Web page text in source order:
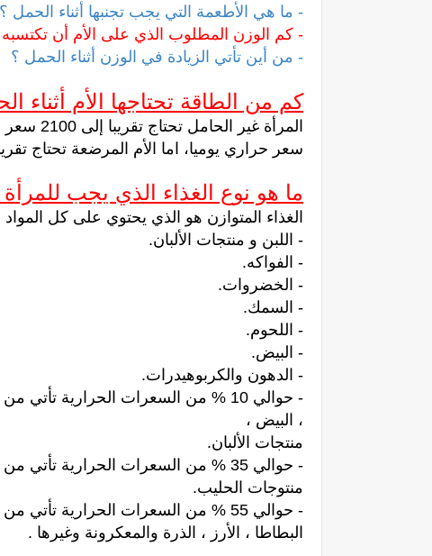
- ما هي الأطعمة التي يجب تجنبها أثناء الحمل ؟
- كم الوزن المطلوب الذي على الأم أن تكتسبه
- من أين تأتي الزيادة في الوزن أثناء الحمل ؟
كم من الطاقة تحتاجها الأم أثناء
سعر حراري يوميا، اما الأم المرضعة تحتاج تقريبا إلى 3000 سعر
ما هو نوع الغذاء الذي يجب
الغذاء المتوازن هو الذي يحتوي على كل المواد
- اللبن و منتجات الألبان.
- الفواكه.
- الخضروات.
- السمك.
- اللحوم.
- البيض.
- الدهون والكربوهيدرات.
- حوالي 10 % من السعرات الحرارية
، البيض ،
منتجات الألبان.
- حوالي 35 % من السعرات الحرارية
منتوجات الحليب.
- حوالي 55 % من السعرات الحرارية
البطاطا ، الأرز ، الذرة والمعكرونة وغيرها .